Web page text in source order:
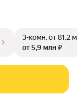
3-комн.от 81,2
от 5,9 млн ₽